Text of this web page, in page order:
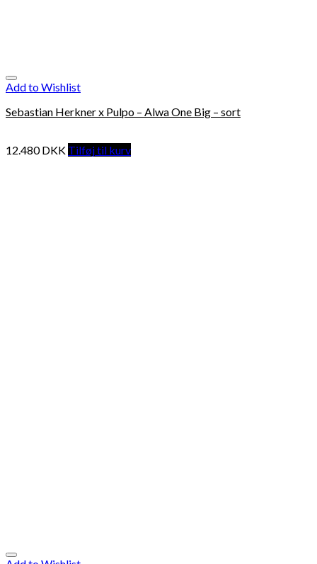
Add to Wishlist
Sebastian Herkner x Pulpo – Alwa One Big – sort
12.480DKK Tilføj til kurv